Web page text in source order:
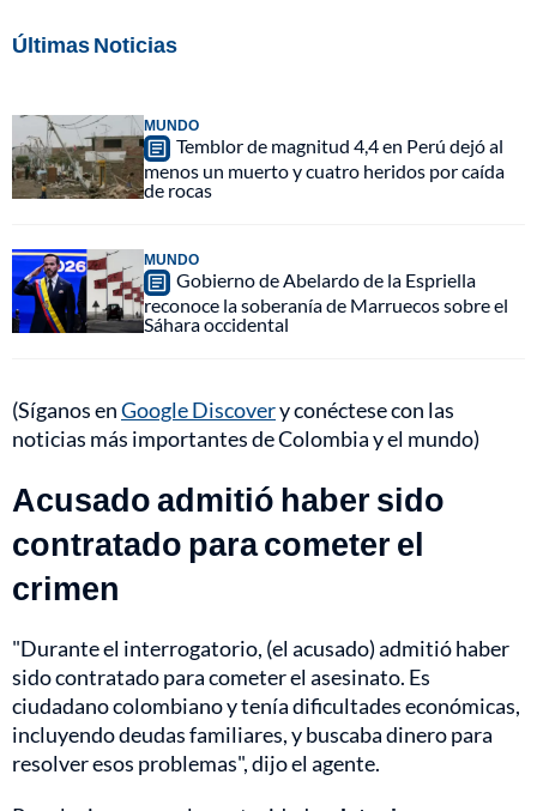
Últimas Noticias
MUNDO
Temblor de magnitud 4,4 en Perú dejó al
menos un muerto y cuatro heridos por caída
de rocas
MUNDO
Gobierno de Abelardo de la Espriella
reconoce la soberanía de Marruecos sobre el
Sáhara occidental
(Síganos enGoogle Discovery conéctese con las
noticias más importantes de Colombia y el mundo)
Acusado admitió haber sido
contratado para cometer el
crimen
"Durante el interrogatorio, (el acusado) admitió haber
sido contratado para cometer el asesinato. Es
ciudadano colombiano y tenía dificultades económicas,
incluyendo deudas familiares, y buscaba dinero para
resolver esos problemas", dijo el agente.